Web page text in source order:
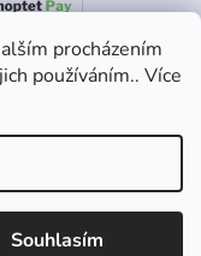
procházením
používáním.. Více
Souhlasím
práva vyhrazena.